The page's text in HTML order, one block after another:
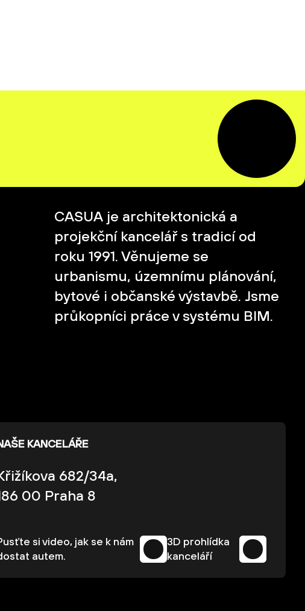
CASUA je architektonická a
projekční kancelář s tradicí od
roku 1991. Věnujeme se
urbanismu, územnímu plánování,
bytové i občanské výstavbě. Jsme
průkopníci práce v systému BIM.
KANCELÁŘE
682/34a,
00 Praha 8
si video, jak se k nám
autem.
3D prohlídka
kanceláří